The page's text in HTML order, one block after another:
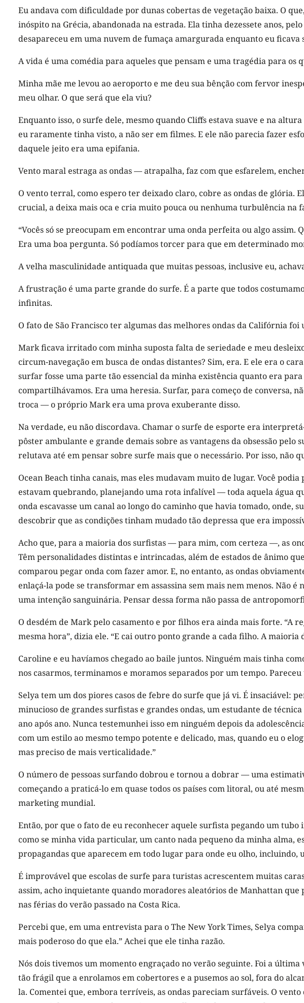
Eu andava com dificuldade por dunas cobertas de vegetação baixa. O
inóspito na Grécia, abandonada na estrada. Ela tinha dezessete anos,
desapareceu em uma nuvem de fumaça amargurada enquanto eu
A vida é uma comédia para aqueles que pensam e uma tragédia para os
Minha mãe me levou ao aeroporto e me deu sua bênção com fervor
meu olhar. O que será que ela viu?
Enquanto isso, o surfe dele, mesmo quando Cliffs estava suave e na
eu raramente tinha visto, a não ser em filmes. E ele não parecia fazer
daquele jeito era uma epifania.
Vento maral estraga as ondas — atrapalha, faz com que esfarelem,
O vento terral, como espero ter deixado claro, cobre as ondas de glória.
crucial, a deixa mais oca e cria muito pouca ou nenhuma turbulência na
“Vocês só se preocupam em encontrar uma onda perfeita ou algo
Era uma boa pergunta. Só podíamos torcer para que em determinado
A velha masculinidade antiquada que muitas pessoas, inclusive eu,
A frustração é uma parte grande do surfe. É a parte que todos
infinitas.
O fato de São Francisco ter algumas das melhores ondas da Califórnia foi
Mark ficava irritado com minha suposta falta de seriedade e meu
circum-navegação em busca de ondas distantes? Sim, era. E ele era o
surfar fosse uma parte tão essencial da minha existência quanto era
compartilhávamos. Era uma heresia. Surfar, para começo de conversa,
troca — o próprio Mark era uma prova exuberante disso.
Na verdade, eu não discordava. Chamar o surfe de esporte era
pôster ambulante e grande demais sobre as vantagens da obsessão
relutava até em pensar sobre surfe mais que o necessário. Por isso,
Ocean Beach tinha canais, mas eles mudavam muito de lugar. Você
estavam quebrando, planejando uma rota infalível — toda aquela água
onda escavasse um canal ao longo do caminho que havia tomado,
descobrir que as condições tinham mudado tão depressa que era
Acho que, para a maioria dos surfistas — para mim, com certeza —, as
Têm personalidades distintas e intrincadas, além de estados de ânimo
comparou pegar onda com fazer amor. E, no entanto, as ondas
enlaçá-la pode se transformar em assassina sem mais nem menos. Não
uma intenção sanguinária. Pensar dessa forma não passa de
O desdém de Mark pelo casamento e por filhos era ainda mais forte. “A
mesma hora”, dizia ele. “E cai outro ponto grande a cada filho. A
Caroline e eu havíamos chegado ao baile juntos. Ninguém mais tinha
nos casarmos, terminamos e moramos separados por um tempo.
Selya tem um dos piores casos de febre do surfe que já vi. É insaciável:
minucioso de grandes surfistas e grandes ondas, um estudante de
ano após ano. Nunca testemunhei isso em ninguém depois da
com um estilo ao mesmo tempo potente e delicado, mas, quando eu o
mas preciso de mais verticalidade.”
O número de pessoas surfando dobrou e tornou a dobrar — uma
começando a praticá-lo em quase todos os países com litoral, ou até
marketing mundial.
Então, por que o fato de eu reconhecer aquele surfista pegando um
como se minha vida particular, um canto nada pequeno da minha alma,
propagandas que aparecem em todo lugar para onde eu olho, incluindo,
É improvável que escolas de surfe para turistas acrescentem muitas
assim, acho inquietante quando moradores aleatórios de Manhattan
nas férias do verão passado na Costa Rica.
Percebi que, em uma entrevista para o The New York Times, Selya
mais poderoso do que ela.” Achei que ele tinha razão.
Nós dois tivemos um momento engraçado no verão seguinte. Foi a
tão frágil que a enrolamos em cobertores e a pusemos ao sol, fora do
la. Comentei que, embora terríveis, as ondas pareciam surfáveis. O